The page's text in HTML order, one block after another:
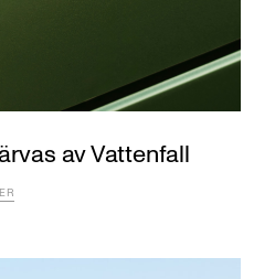
av Vattenfall